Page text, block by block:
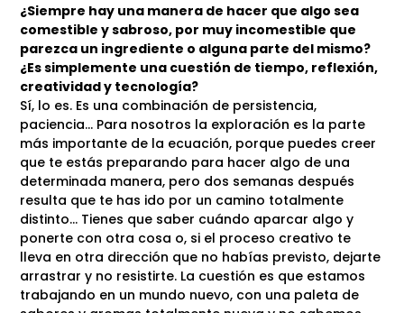
¿Siempre hay una manera de hacer que algo sea
comestible y sabroso, por muy incomestible que
parezca un ingrediente o alguna parte del mismo?
¿Es simplemente una cuestión de tiempo, reflexión,
creatividad y tecnología?
Sí, lo es. Es una combinación de persistencia,
paciencia… Para nosotros la exploración es la parte
más importante de la ecuación, porque puedes creer
que te estás preparando para hacer algo de una
determinada manera, pero dos semanas después
resulta que te has ido por un camino totalmente
distinto… Tienes que saber cuándo aparcar algo y
ponerte con otra cosa o, si el proceso creativo te
lleva en otra dirección que no habías previsto, dejarte
arrastrar y no resistirte. La cuestión es que estamos
trabajando en un mundo nuevo, con una paleta de